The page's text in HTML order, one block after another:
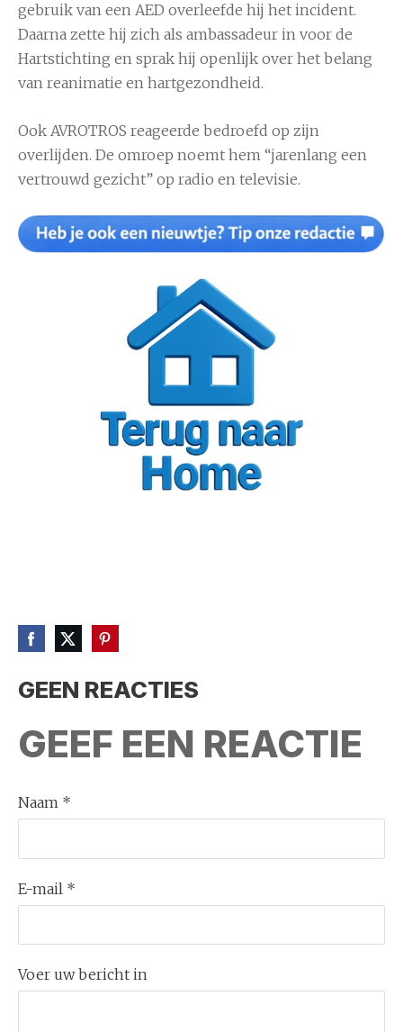
gebruik van een AED overleefde hij het incident.
Daarna zette hij zich als ambassadeur in voor de
Hartstichting en sprak hij openlijk over het belang
van reanimatie en hartgezondheid.
Ook AVROTROS reageerde bedroefd op zijn
overlijden. De omroep noemt hem “jarenlang een
vertrouwd gezicht” op radio en televisie.
GEEN REACTIES
GEEF EEN REACTIE
Naam *
E-mail *
Voer uw bericht in